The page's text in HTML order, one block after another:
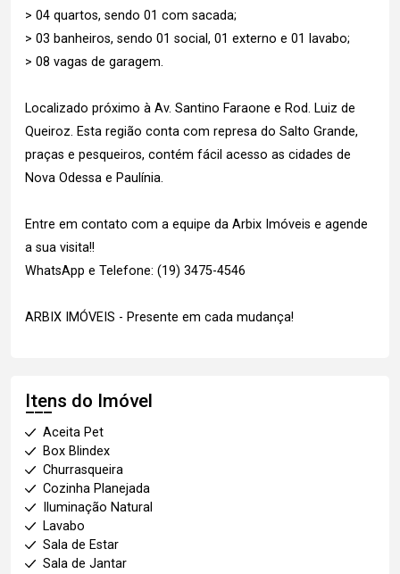
> 04 quartos, sendo 01 com sacada;
> 03 banheiros, sendo 01 social, 01 externo e 01 lavabo;
> 08 vagas de garagem.
Localizado próximo à Av. Santino Faraone e Rod. Luiz de
Queiroz. Esta região conta com represa do Salto Grande,
praças e pesqueiros, contém fácil acesso as cidades de
Nova Odessa e Paulínia.
Entre em contato com a equipe da Arbix Imóveis e agende
a sua visita!!
WhatsApp e Telefone: (19) 3475-4546
ARBIX IMÓVEIS - Presente em cada mudança!
Itens do Imóvel
Aceita Pet
Box Blindex
Churrasqueira
Cozinha Planejada
Iluminação Natural
Lavabo
Sala de Estar
Sala de Jantar